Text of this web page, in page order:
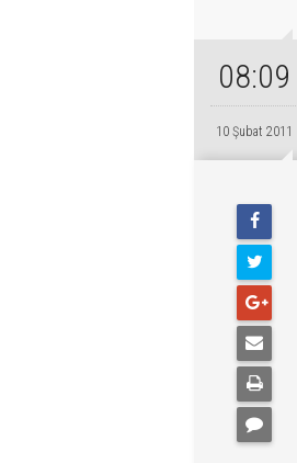
08:09
10 Şubat 2011